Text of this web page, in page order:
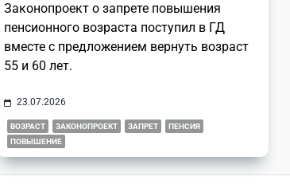
Законопроект о запрете повышения
пенсионного возраста поступил в ГД
вместе с предложением вернуть возраст
55 и 60 лет.
23.07.2026
ВОЗРАСТ ЗАКОНОПРОЕКТ ЗАПРЕТ
ПЕНСИЯ
ПОВЫШЕНИЕ